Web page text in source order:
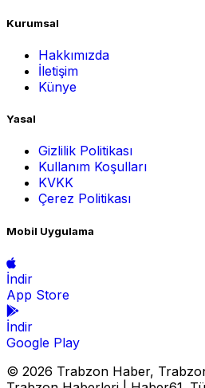
Kurumsal
Hakkımızda
İletişim
Künye
Yasal
Gizlilik Politikası
Kullanım Koşulları
KVKK
Çerez Politikası
Mobil Uygulama
İndir
App Store
İndir
Google Play
© 2026 Trabzon Haber,